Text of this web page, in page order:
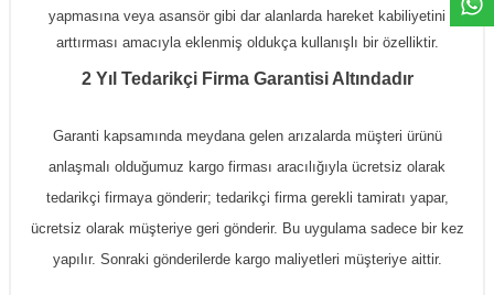
yapmasına veya asansör gibi dar alanlarda hareket kabiliyetini
arttırması amacıyla eklenmiş oldukça kullanışlı bir özelliktir.
2 Yıl Tedarikçi Firma Garantisi Altındadır
Garanti kapsamında meydana gelen arızalarda müşteri ürünü
anlaşmalı olduğumuz kargo firması aracılığıyla ücretsiz olarak
tedarikçi firmaya gönderir; tedarikçi firma gerekli tamiratı yapar,
ücretsiz olarak müşteriye geri gönderir. Bu uygulama sadece bir kez
yapılır. Sonraki gönderilerde kargo maliyetleri müşteriye aittir.